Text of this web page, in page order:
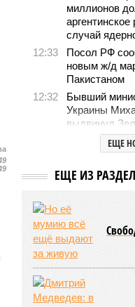
миллионов
случай
12:33
Посол РФ
новым ж/д
Пакистаном
12:32
Бывший
Украины
выдвинул
ультиматум
Удары США
Решивший
подписчиков
11:43
Итальянские
тревогу из-за
ЕЩЕ
ЕЩЕ ИЗ